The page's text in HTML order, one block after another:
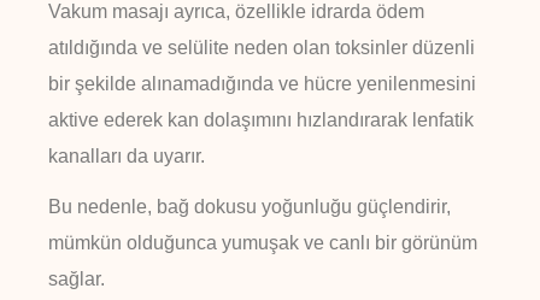
Vakum masajı ayrıca, özellikle idrarda ödem
atıldığında ve selülite neden olan toksinler düzenli
bir şekilde alınamadığında ve hücre yenilenmesini
aktive ederek kan dolaşımını hızlandırarak lenfatik
kanalları da uyarır.
Bu nedenle, bağ dokusu yoğunluğu güçlendirir,
mümkün olduğunca yumuşak ve canlı bir görünüm
sağlar.